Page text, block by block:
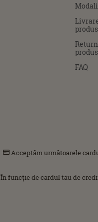
FAQ
Acceptăm următoarele
În funcție de cardul tău de